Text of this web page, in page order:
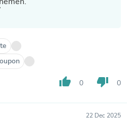
thumb_up 0 thumb_down 0
22 Dec 2025